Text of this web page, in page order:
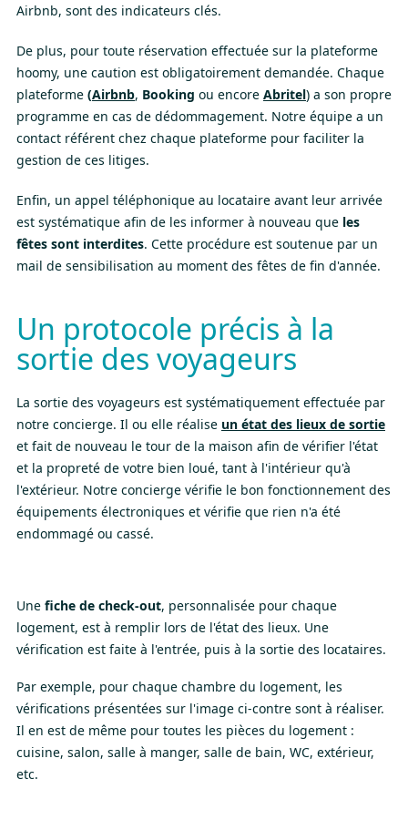
Airbnb, sont des indicateurs clés.
De plus, pour toute réservation effectuée sur la plateforme
hoomy, une caution est obligatoirement demandée. Chaque
plateforme (Airbnb, Booking ou encore Abritel) a son propre
programme en cas de dédommagement. Notre équipe a un
contact référent chez chaque plateforme pour faciliter la
gestion de ces litiges.
Enfin, un appel téléphonique au locataire avant leur arrivée
est systématique afin de les informer à nouveau que les
fêtes sont interdites. Cette procédure est soutenue par un
mail de sensibilisation au moment des fêtes de fin d'année.
Un protocole précis à la
sortie des voyageurs
La sortie des voyageurs est systématiquement effectuée par
notre concierge. Il ou elle réalise un état des lieux de sortie
et fait de nouveau le tour de la maison afin de vérifier l'état
et la propreté de votre bien loué, tant à l'intérieur qu'à
l'extérieur. Notre concierge vérifie le bon fonctionnement des
équipements électroniques et vérifie que rien n'a été
endommagé ou cassé.
Une fiche de check-out, personnalisée pour chaque
logement, est à remplir lors de l'état des lieux. Une
vérification est faite à l'entrée, puis à la sortie des locataires.
Par exemple, pour chaque chambre du logement, les
vérifications présentées sur l'image ci-contre sont à réaliser.
Il en est de même pour toutes les pièces du logement :
cuisine, salon, salle à manger, salle de bain, WC, extérieur,
etc.